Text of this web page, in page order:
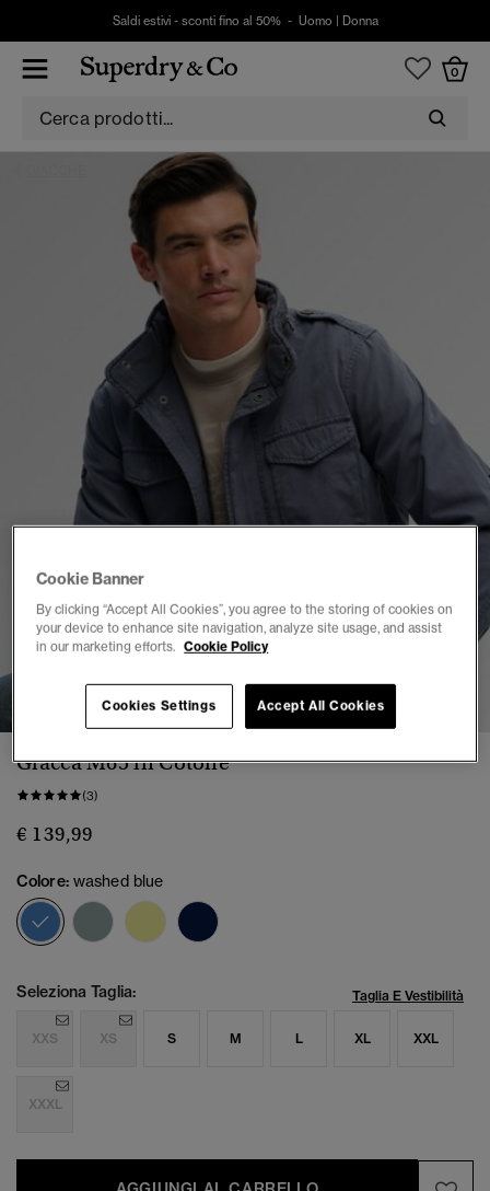
Saldi estivi - sconti fino al 50% - Uomo Donna
0
Giacca M65 in Cotone
(3)
€ 139,99
Colore: washed blue
selezionato
Seleziona Taglia: Taglia E Vestibilità
XXS XS S M L XL XXL
XXXL
Cookie Banner
By clicking “Accept All Cookies”, you agree to the storing of cookies on
your device to enhance site navigation, analyze site usage, and assist
in our marketing efforts. Cookie Policy
Cookies Settings Accept All Cookies